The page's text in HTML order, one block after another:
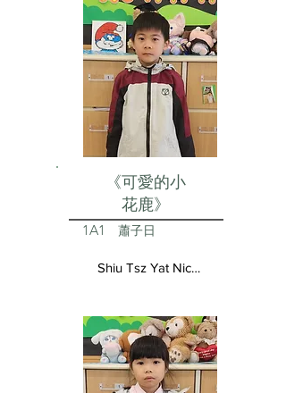
《可愛的小
花鹿》
1A1 蕭子日
Shiu Tsz Yat Nicolas